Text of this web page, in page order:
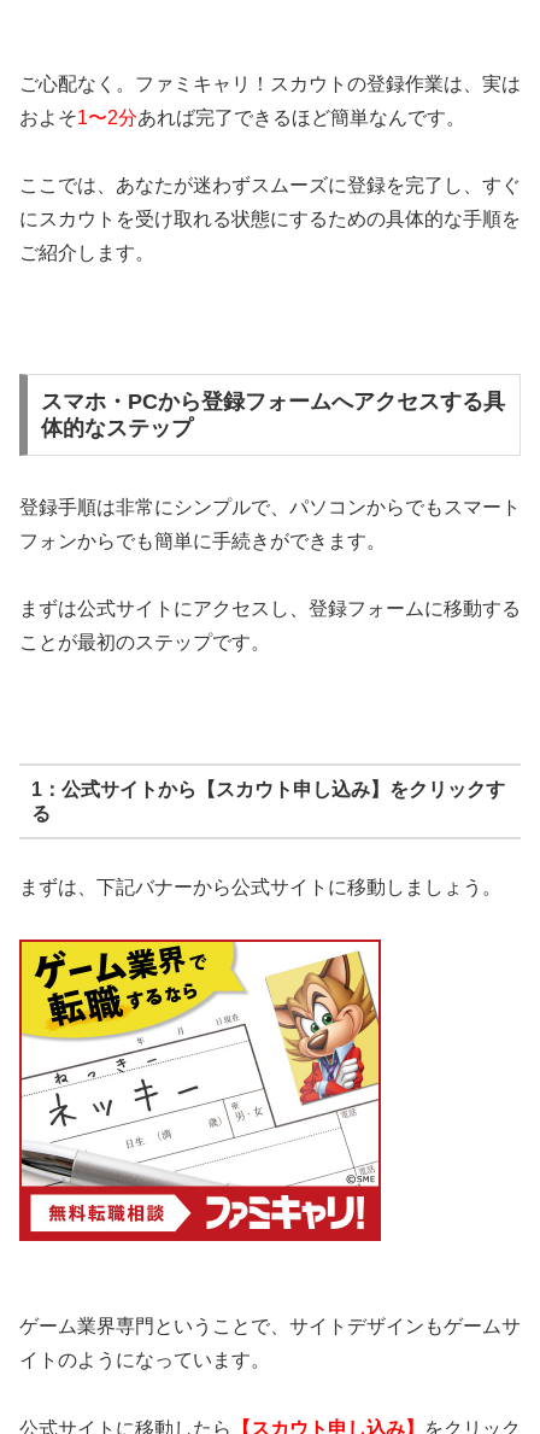
ご心配なく。ファミキャリ！スカウトの登録作業は、実は
およそ1〜2分あれば完了できるほど簡単なんです。
ここでは、あなたが迷わずスムーズに登録を完了し、すぐ
にスカウトを受け取れる状態にするための具体的な手順を
ご紹介します。
スマホ・PCから登録フォームへアクセスする具
体的なステップ
登録手順は非常にシンプルで、パソコンからでもスマート
フォンからでも簡単に手続きができます。
まずは公式サイトにアクセスし、登録フォームに移動する
ことが最初のステップです。
1：公式サイトから【スカウト申し込み】をクリックす
る
まずは、下記バナーから公式サイトに移動しましょう。
ゲーム業界専門ということで、サイトデザインもゲームサ
イトのようになっています。
公式サイトに移動したら 【スカウト申し込み】 をクリック